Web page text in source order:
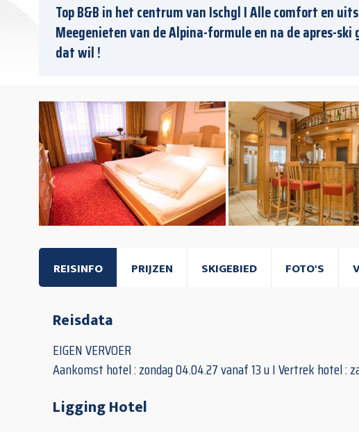
Top B&B in het centrum van Ischgl I Alle comfort en
Meegenieten van de Alpina-formule en na de apres-
dat wil !
REISINFO PRIJZEN SKIGEBIED FOTO'S
Reisdata
EIGEN VERVOER
Aankomst hotel : zondag 04.04.27 vanaf 13 u I Vertrek hotel :
Ligging Hotel